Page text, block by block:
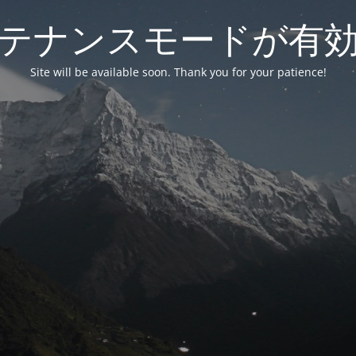
ナンスモードが有
Site will be available soon. Thank you for your patience!